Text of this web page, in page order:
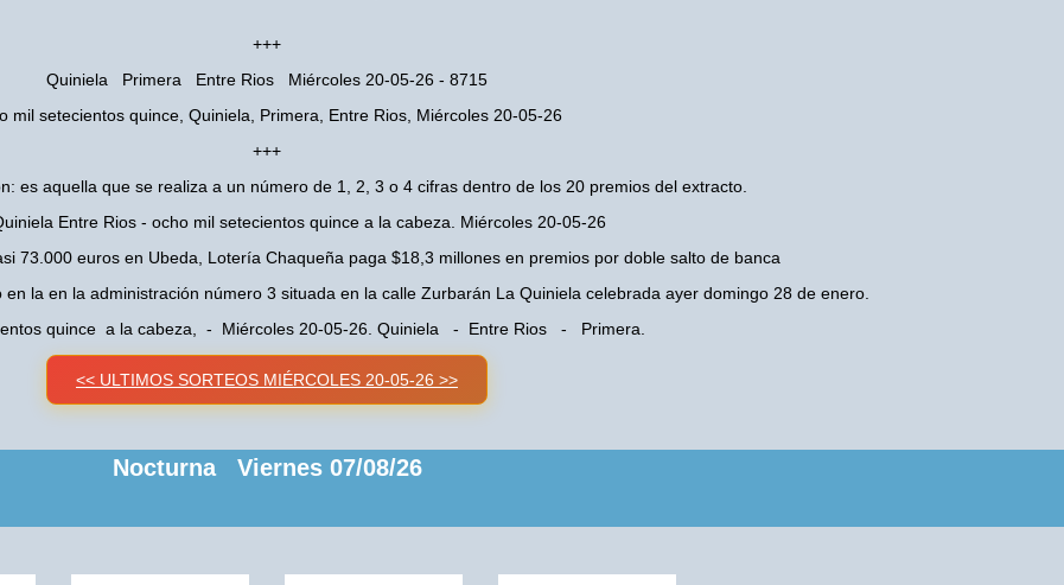
+++
Quiniela Primera Entre Rios Miércoles 20-05-26 - 8715
mil setecientos quince, Quiniela, Primera, Entre Rios, Miércoles 20-05-26
+++
es aquella que se realiza a un número de 1, 2, 3 o 4 cifras dentro de los 20 premios del extracto.
Entre Rios - ocho mil setecientos quince a la cabeza. Miércoles 20-05-26
73.000 euros en Ubeda, Lotería Chaqueña paga $18,3 millones en premios por doble salto de banca
la en la administración número 3 situada en la calle Zurbarán La Quiniela celebrada ayer domingo 28 de enero.
quince a la cabeza, - Miércoles 20-05-26. Quiniela - Entre Rios - Primera.
<< ULTIMOS SORTEOS MIÉRCOLES 20-05-26 >>
Nocturna Viernes 07/08/26